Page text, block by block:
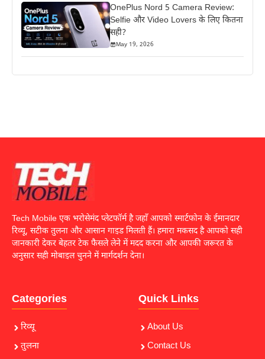
OnePlus Nord 5 Camera Review:
Selfie और Video Lovers के लिए कितना
सही?
May 19, 2026
Tech Mobile एक भरोसेमंद प्लेटफॉर्म है जहाँ आपको स्मार्टफोन के ईमानदार
रिव्यू, सटीक तुलना और आसान गाइड मिलती हैं। हमारा मकसद है आपको सही
जानकारी देकर बेहतर टेक फैसले लेने में मदद करना और आपकी जरूरत के
अनुसार सही मोबाइल चुनने में मार्गदर्शन देना।
Categories
रिव्यू
तुलना
Quick Links
About Us
Contact Us